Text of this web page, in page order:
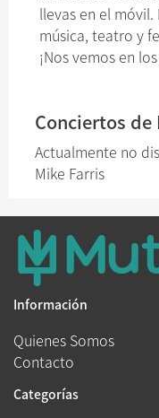
llevas en el
música, teatro y
¡Nos vemos en
Conciertos de
Actualmente no
Mike Farris
Información
Quienes Somos
Contacto
Categorías